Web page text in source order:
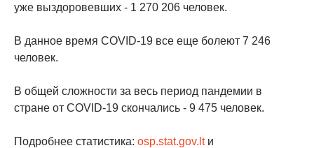
уже выздоровевших - 1 270 206 человек.
В данное время COVID-19 все еще болеют 7 246
человек.
В общей сложности за весь период пандемии в
стране от COVID-19 скончались - 9 475 человек.
Подробнее статистика: osp.stat.gov.ltи